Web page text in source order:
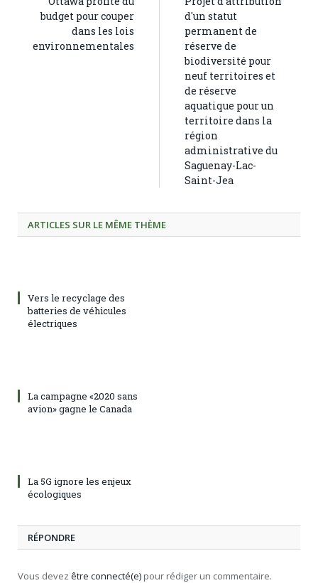
budget pour couper
dans les lois
environnementales
d'un statut
permanent de
réserve de
biodiversité pour
neuf territoires et
de réserve
aquatique pour un
territoire dans la
région
administrative du
Saguenay-Lac-
Saint-Jea
ARTICLES SUR LE MÊME THÈME
Vers le recyclage des
batteries de véhicules
électriques
La campagne «2020 sans
avion» gagne le Canada
La 5G ignore les enjeux
écologiques
RÉPONDRE
Vous devez être connecté(e) pour rédiger un commentaire.